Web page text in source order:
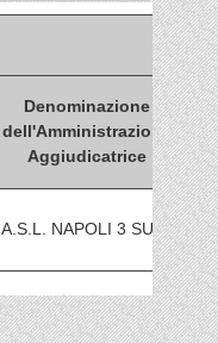
Denominazione
dell'Amministrazione
Aggiudicatrice
A.S.L. NAPOLI 3 SUD